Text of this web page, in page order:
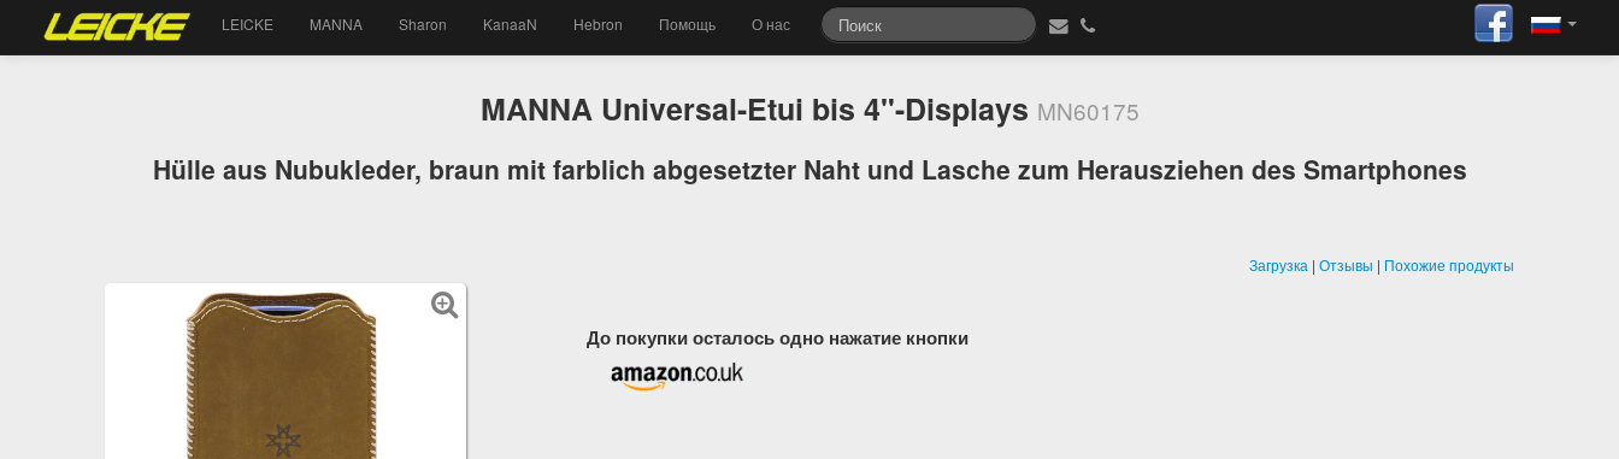
LEICKE MANNA Sharon KanaaN Hebron Помощь О нас
MANNA Universal-Etui bis 4"-Displays MN60175
Hülle aus Nubukleder, braun mit farblich abgesetzter Naht und Lasche zum Herausziehen des Smartphones
Загрузка | Отзывы | Похожие продукты
До покупки осталось одно нажатие кнопки